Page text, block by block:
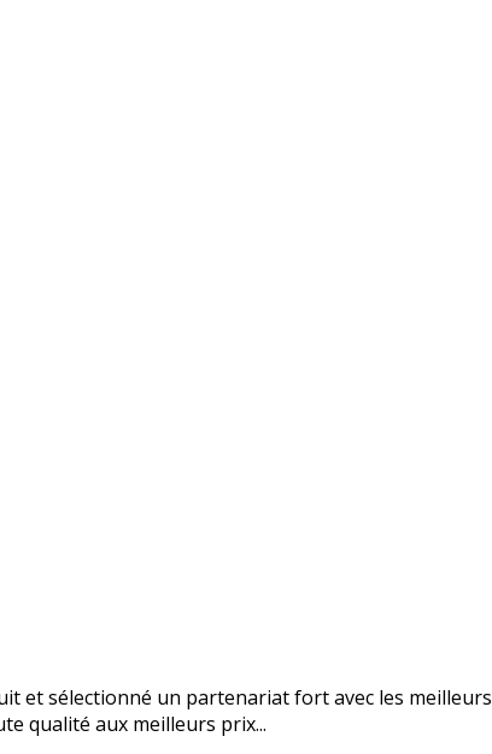
et sélectionné un partenariat fort avec les meilleurs
qualité aux meilleurs prix...